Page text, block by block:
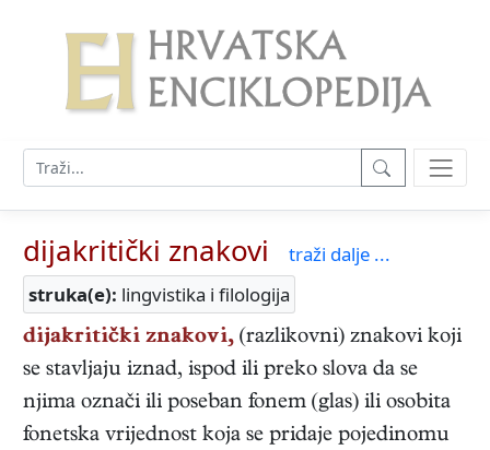
dijakritički znakovi
traži dalje ...
struka(e): lingvistika i filologija
dijakritički znakovi, (razlikovni) znakovi koji
se stavljaju iznad, ispod ili preko slova da se
njima označi ili poseban fonem (glas) ili osobita
fonetska vrijednost koja se pridaje pojedinomu